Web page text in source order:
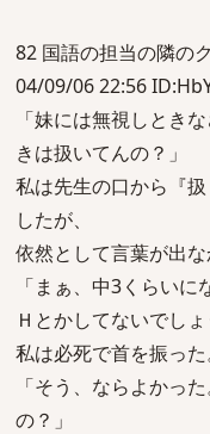
82 国語の担当の隣の
04/09/06 22:56
「妹には無視しとき
きは扱いてんの？」
私は先生の口から『
したが、
依然として言葉が出な
「まぁ、中3くらい
Ｈとかしてないでしょ
私は必死で首を振った
「そう、ならよかっ
の？」